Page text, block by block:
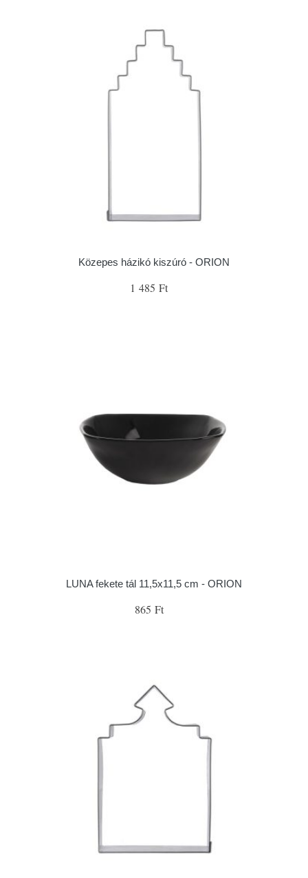
Közepes házikó kiszúró - ORION
1 485 Ft
LUNA fekete tál 11,5x11,5 cm - ORION
865 Ft